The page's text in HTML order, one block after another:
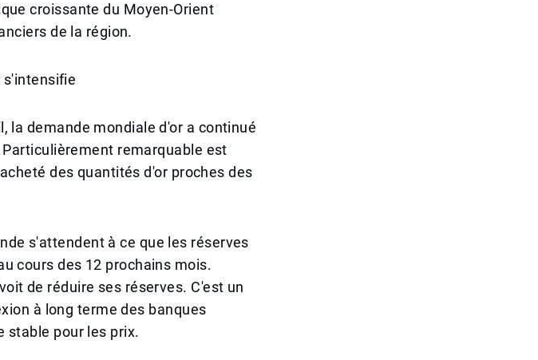
croissante du Moyen-Orient
de la région.
s'intensifie
la demande mondiale d'or a continué
remarquable est
des quantités d'or proches des
s'attendent à ce que les réserves
cours des 12 prochains mois.
de réduire ses réserves. C'est un
à long terme des banques
stable pour les prix.